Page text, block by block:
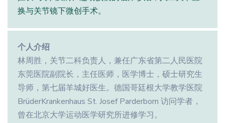
换与关节镜下微创手术。
个人介绍
林周胜，关节二科负责人，兼任广东省第二人民医院
东莞医院副院长，主任医师，医学博士，硕士研究生
导师，第七届羊城好医生。德国哥廷根大学教学医院
BrüderKrankenhaus St. Josef Parderborn 访问学者，
曾在北京大学运动医学研究所进修学习。